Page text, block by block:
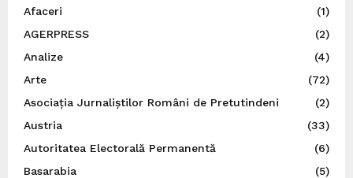
Afaceri
(1)
AGERPRESS
(2)
Analize
(4)
Arte
(72)
Asociația Jurnaliștilor Români de Pretutindeni
(2)
Austria
(33)
Autoritatea Electorală Permanentă
(6)
Basarabia
(5)